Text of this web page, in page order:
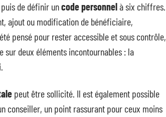
de définir uncode personnelà six chiffres.
ajout ou modification de bénéficiaire,
pensé pour rester accessible et sous contrôle,
sur deux éléments incontournables : la
peut être sollicité. Il est également possible
conseiller, un point rassurant pour ceux moins